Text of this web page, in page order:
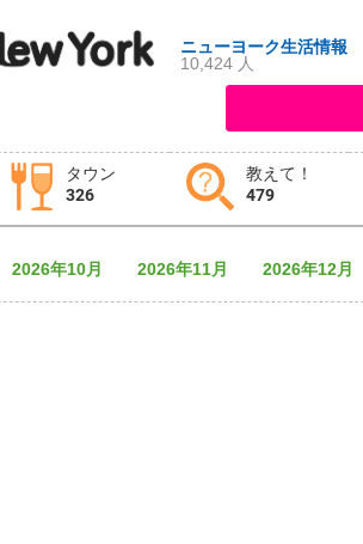
ニューヨーク生活情報
10,424 人
タウン
326
教えて！
479
2026年10月 2026年11月 2026年12月